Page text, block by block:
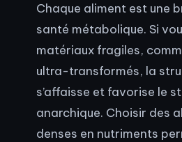
Chaque aliment est une
santé métabolique. Si
matériaux fragiles,
ultra-transformés, la
s’affaisse et favorise le
anarchique. Choisir des
denses en nutriments